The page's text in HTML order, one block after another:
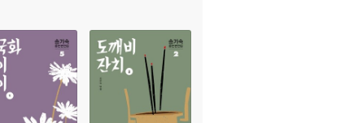
르다/대창 든 사람들/함성은 강물처